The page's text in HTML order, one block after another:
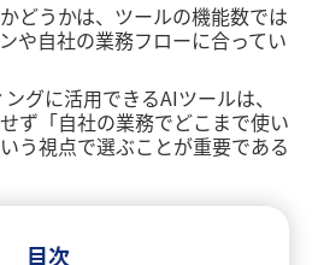
どうかは、ツールの機能数では
や自社の業務フローに合ってい
グに活用できるAIツールは、
ず「自社の業務でどこまで使い
う視点で選ぶことが重要である
目次